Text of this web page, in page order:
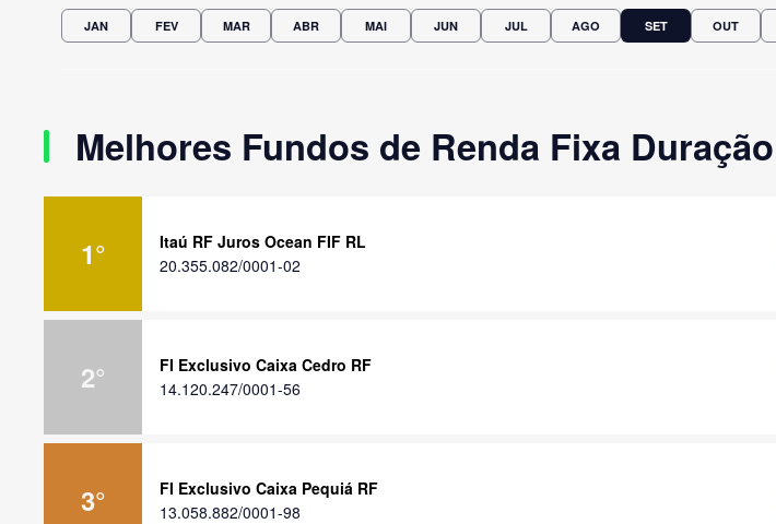
JAN FEV MAR ABR MAI JUN JUL AGO SET OUT
Melhores Fundos de Renda Fixa
1°
Itaú RF Juros Ocean FIF RL
20.355.082/0001-02
2°
FI Exclusivo Caixa Cedro RF
14.120.247/0001-56
3°
FI Exclusivo Caixa Pequiá RF
13.058.882/0001-98